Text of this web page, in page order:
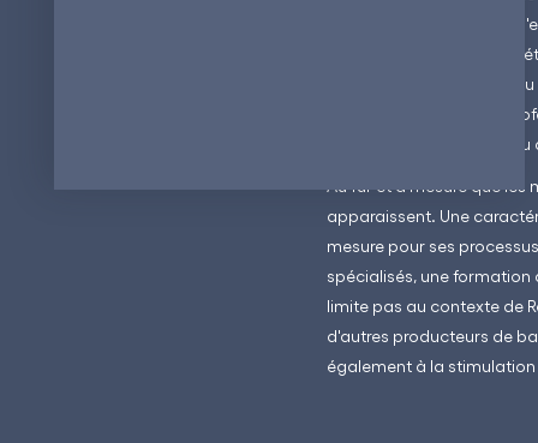
écosystème qui englobe
a établi des partenariats
conjoints. En effet, en
politique de formation
sur le marché du travail
Au fur et à mesure que
apparaissent. Une
mesure pour ses
spécialisés, une
limite pas au contexte de
d'autres producteurs de
également à la